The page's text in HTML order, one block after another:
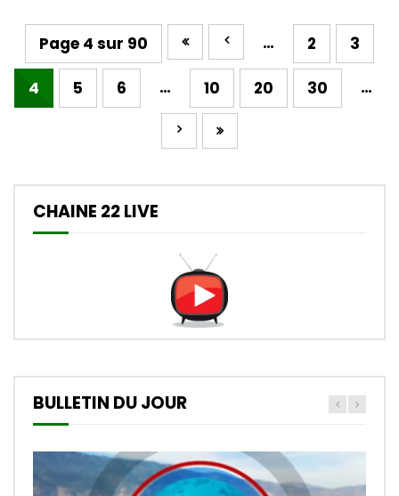
Page 4 sur 90 … 2 3
4 5 6 … 10 20 30 …
CHAINE 22 LIVE
BULLETIN DU JOUR